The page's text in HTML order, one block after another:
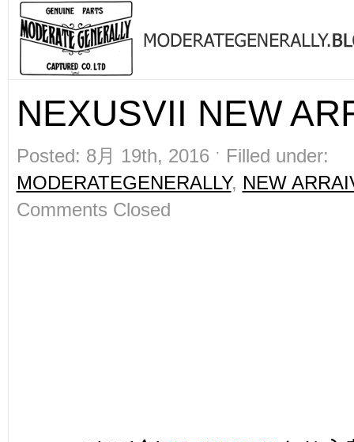
NEXUSVII NEW
Posted: 8月 19th, 2016 ˑ Filled under:
MODERATEGENERALLY, NEW
Comments Closed